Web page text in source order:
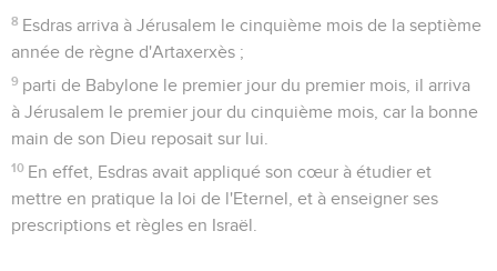
8 Esdras arriva à Jérusalem le cinquième mois de la septième
année de règne d'Artaxerxès ;
9 parti de Babylone le premier jour du premier mois, il arriva
à Jérusalem le premier jour du cinquième mois, car la bonne
main de son Dieu reposait sur lui.
10 En effet, Esdras avait appliqué son cœur à étudier et
mettre en pratique la loi de l'Eternel, et à enseigner ses
prescriptions et règles en Israël.